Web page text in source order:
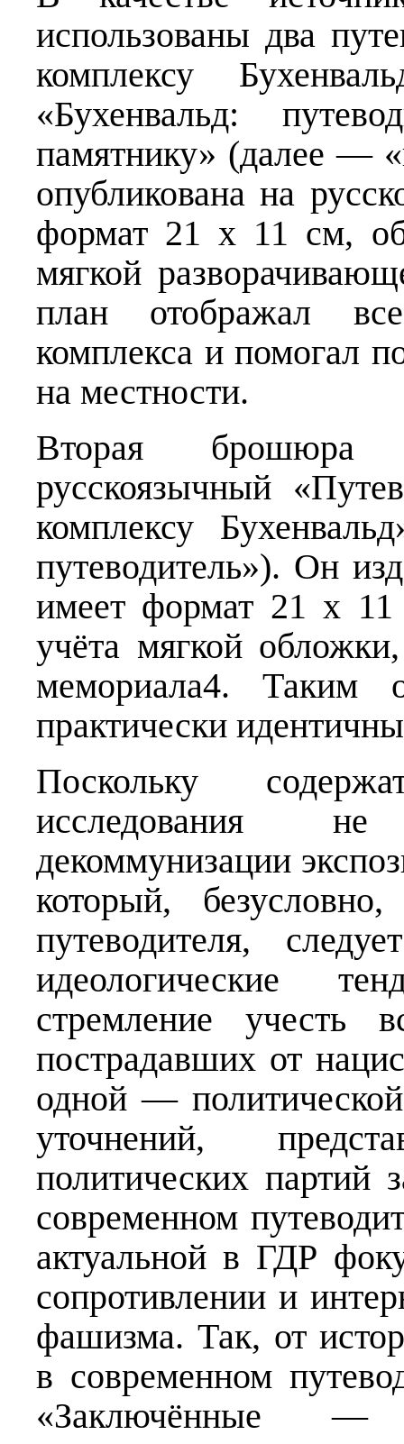
использованы два
комплексу
«Бухенвальд:
памятнику» (далее —
опубликована на
формат 21 х 11 см,
мягкой
план отображал
комплекса и помогал
на местности.
Вторая
русскоязычный
комплексу
путеводитель»). Он
имеет формат 21 х
учёта мягкой
мемориала4. Таким
практически
Поскольку
исследования не
декоммунизации
который,
путеводителя,
идеологические
стремление учесть
пострадавших от
одной —
уточнений,
политических партий
современном
актуальной в ГДР
сопротивлении и
фашизма. Так, от
в современном
«Заключённые —